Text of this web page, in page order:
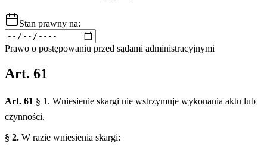
Stan prawny na:
Prawo o postępowaniu przed sądami administracyjnymi
Art. 61
Art. 61 § 1. Wniesienie skargi nie wstrzymuje wykonania aktu lub
czynności.
§ 2. W razie wniesienia skargi: